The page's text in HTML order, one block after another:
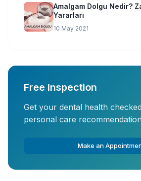
Amalgam Dolgu Nedir?
Yararları
10 May 2021
Free Inspection
Get your dental health
personal care
Make an